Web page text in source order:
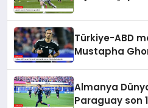
Türkiye-ABD
Mustapha
Almanya
Paraguay son